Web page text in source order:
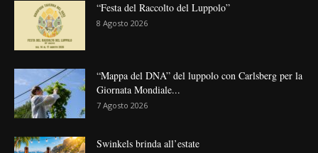
“Festa del Raccolto del Luppolo”
8 Agosto 2026
“Mappa del DNA” del luppolo con Carlsberg per la
Giornata Mondiale...
7 Agosto 2026
Swinkels brinda all’estate